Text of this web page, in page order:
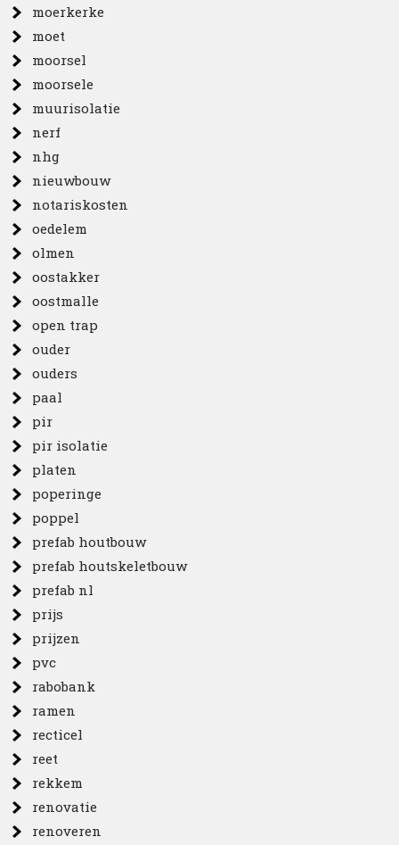
moerkerke
moet
moorsel
moorsele
muurisolatie
nerf
nhg
nieuwbouw
notariskosten
oedelem
olmen
oostakker
oostmalle
open trap
ouder
ouders
paal
pir
pir isolatie
platen
poperinge
poppel
prefab houtbouw
prefab houtskeletbouw
prefab nl
prijs
prijzen
pvc
rabobank
ramen
recticel
reet
rekkem
renovatie
renoveren